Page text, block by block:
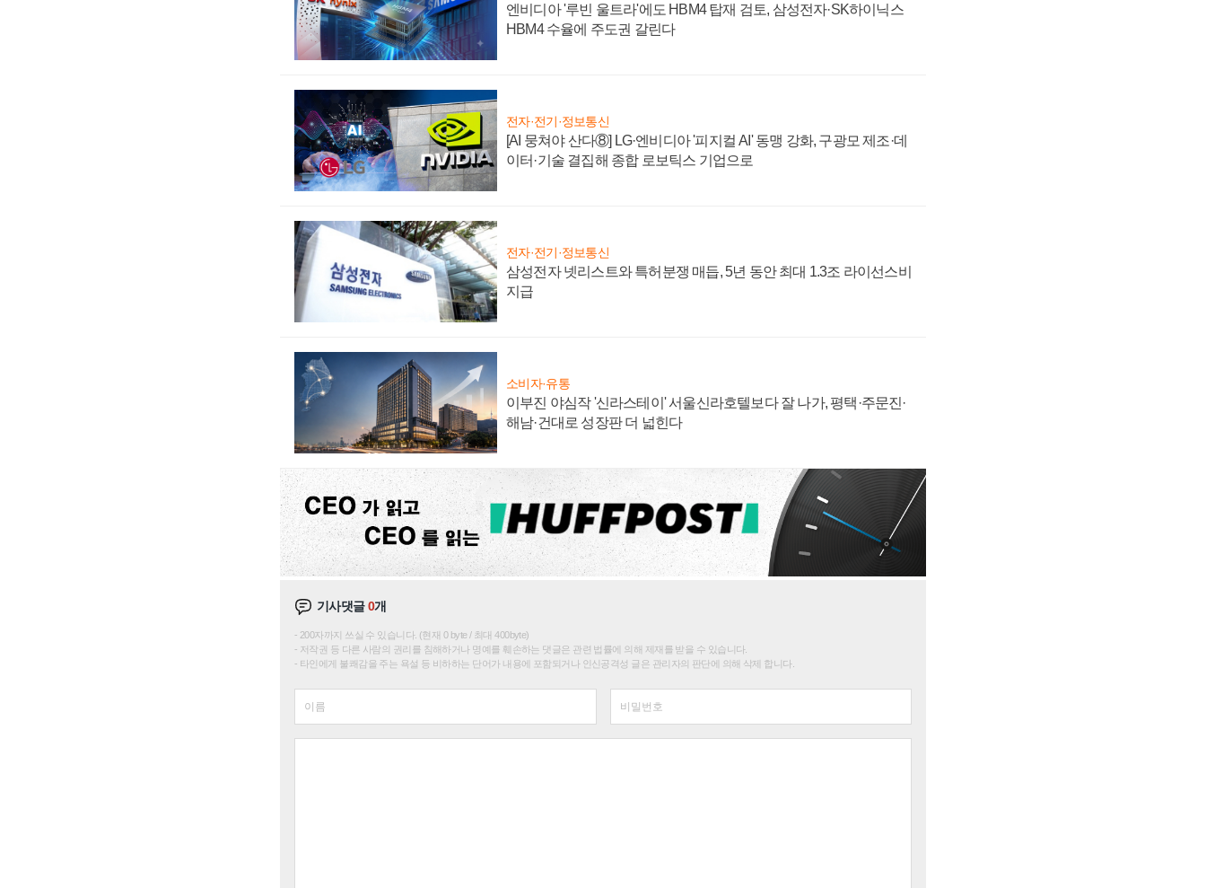
엔비디아 '루빈 울트라'에도 HBM4 탑재 검토, 삼성전자·SK하이닉스
HBM4 수율에 주도권 갈린다
전자·전기·정보통신
[AI 뭉쳐야 산다⑧] LG·엔비디아 '피지컬 AI' 동맹 강화, 구광모 제조·데
이터·기술 결집해 종합 로보틱스 기업으로
전자·전기·정보통신
삼성전자 넷리스트와 특허분쟁 매듭, 5년 동안 최대 1.3조 라이선스비
지급
소비자·유통
이부진 야심작 '신라스테이' 서울신라호텔보다 잘 나가, 평택·주문진·
해남·건대로 성장판 더 넓힌다
기사댓글0개
200자까지 쓰실 수 있습니다. (현재 0 byte / 최대 400byte)
저작권 등 다른 사람의 권리를 침해하거나 명예를 훼손하는 댓글은 관련 법률에 의해 제재를 받을 수 있습니다.
타인에게 불쾌감을 주는 욕설 등 비하하는 단어가 내용에 포함되거나 인신공격성 글은 관리자의 판단에 의해 삭제 합니다.